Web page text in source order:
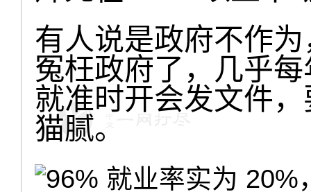
有人说是政府不作
冤枉政府了，几乎
就准时开会发文件
猫腻。